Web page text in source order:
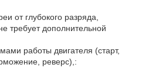
от глубокого разряда,
требует дополнительной
работы двигателя (старт,
реверс),: